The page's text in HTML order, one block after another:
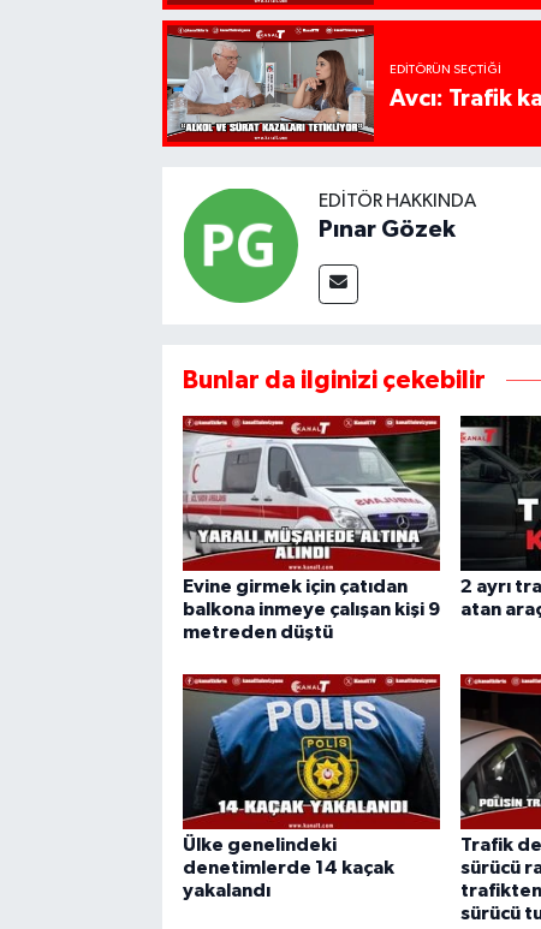
EDITÖRÜN SEÇTIĞI
Avcı: Trafik
EDITÖR HAKKINDA
Pınar Gözek
Bunlar da ilginizi çekebilir
Evine girmek için çatıdan
balkona inmeye çalışan kişi 9
metreden düştü
2 ayrı
atan
Ülke genelindeki
denetimlerde 14 kaçak
yakalandı
Trafik
sürücü
sürücü